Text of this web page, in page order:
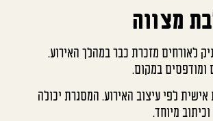
מצווה
לאורחים מזכרת כבר במהלך האירוע.
ומודפסים במקום.
אישית לפי עיצוב האירוע. המסגרת יכולה
מיוחד.